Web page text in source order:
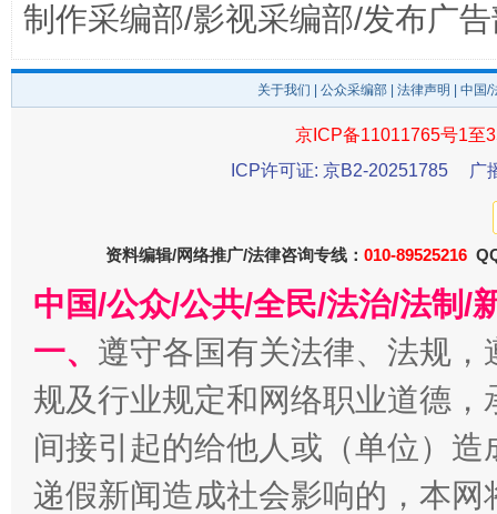
从幼
制作采编部/影视采编部/发布广
关于我们 公众采编部 法律声明 | 中国
京ICP备11011765号1至
ICP许可证: 京B2-20251785
广
资料编辑/网络推广/法律咨询专线： 010-89525216
中国/公众/公共/全民/法治/法制/
一、 遵守各国有关法律、法规
规及行业规定和网络职业道德
间接引起的给他人或（单位）
递假新闻造成社会影响的，本